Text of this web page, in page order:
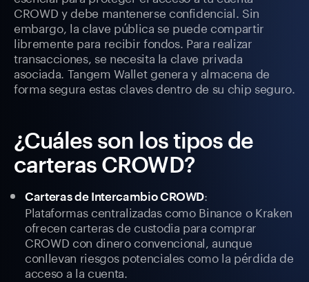
CROWD y debe mantenerse confidencial. Sin
embargo, la clave pública se puede compartir
libremente para recibir fondos. Para realizar
transacciones, se necesita la clave privada
asociada. Tangem Wallet genera y almacena de
forma segura estas claves dentro de su chip seguro.
¿Cuáles son los tipos de
carteras CROWD?
Carteras de Intercambio CROWD:
Plataformas centralizadas como Binance o Kraken
ofrecen carteras de custodia para comprar
CROWD con dinero convencional, aunque
conllevan riesgos potenciales como la pérdida de
acceso a la cuenta.